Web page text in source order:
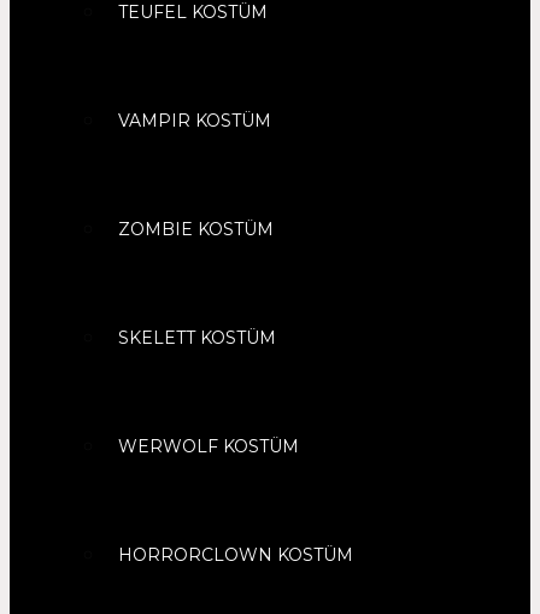
TEUFEL KOSTÜM
VAMPIR KOSTÜM
ZOMBIE KOSTÜM
SKELETT KOSTÜM
WERWOLF KOSTÜM
HORRORCLOWN KOSTÜM